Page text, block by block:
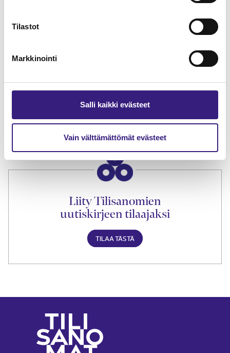
Tilastot
Markkinointi
Salli kaikki evästeet
Vain välttämättömät evästeet
Tilaa Tilisanomien
lukuoikeus
TILAA TÄSTÄ
Liity Tilisanomien
uutiskirjeen tilaajaksi
TILAA TÄSTÄ